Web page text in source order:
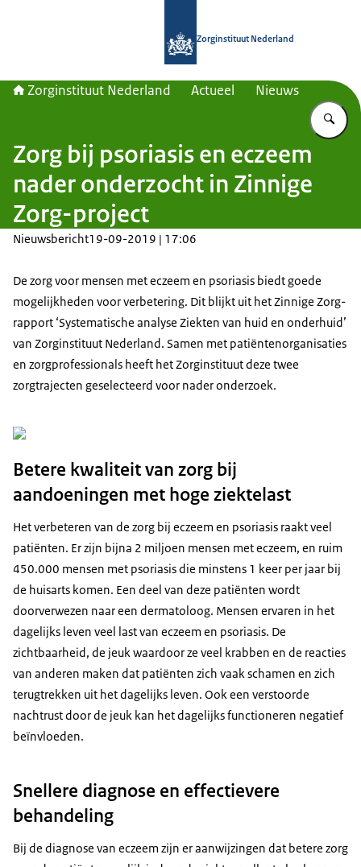
Zorginstituut Nederland
Zorginstituut Nederland Actueel Nieuws
Zorg bij psoriasis en eczeem
nader onderzocht in Zinnige
Zorg-project
Nieuwsbericht19-09-2019 | 17:06
De zorg voor mensen met eczeem en psoriasis biedt goede
mogelijkheden voor verbetering. Dit blijkt uit het Zinnige Zorg-
rapport ‘Systematische analyse Ziekten van huid en onderhuid’
van Zorginstituut Nederland. Samen met patiëntenorganisaties
en zorgprofessionals heeft het Zorginstituut deze twee
zorgtrajecten geselecteerd voor nader onderzoek.
Betere kwaliteit van zorg bij
aandoeningen met hoge ziektelast
Het verbeteren van de zorg bij eczeem en psoriasis raakt veel
patiënten. Er zijn bijna 2 miljoen mensen met eczeem, en ruim
450.000 mensen met psoriasis die minstens 1 keer per jaar bij
de huisarts komen. Een deel van deze patiënten wordt
doorverwezen naar een dermatoloog. Mensen ervaren in het
dagelijks leven veel last van eczeem en psoriasis. De
zichtbaarheid, de jeuk waardoor ze veel krabben en de reacties
van anderen maken dat patiënten zich vaak schamen en zich
terugtrekken uit het dagelijks leven. Ook een verstoorde
nachtrust door de jeuk kan het dagelijks functioneren negatief
beïnvloeden.
Snellere diagnose en effectievere
behandeling
Bij de diagnose van eczeem zijn er aanwijzingen dat betere zorg